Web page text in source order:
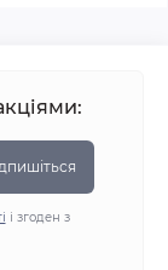
і згоден з